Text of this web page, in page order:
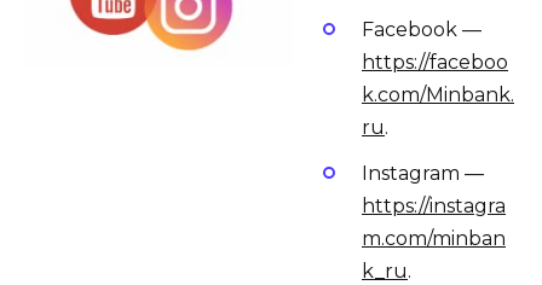
Facebook —
https://faceboo
k.com/Minbank.
ru.
Instagram —
https://instagra
m.com/minban
k_ru.